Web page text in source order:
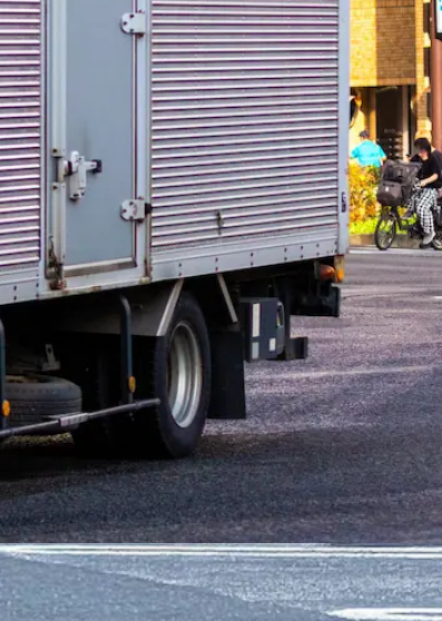
市南九州市伊佐市姶良市薩摩郡さつま町出水郡長島町